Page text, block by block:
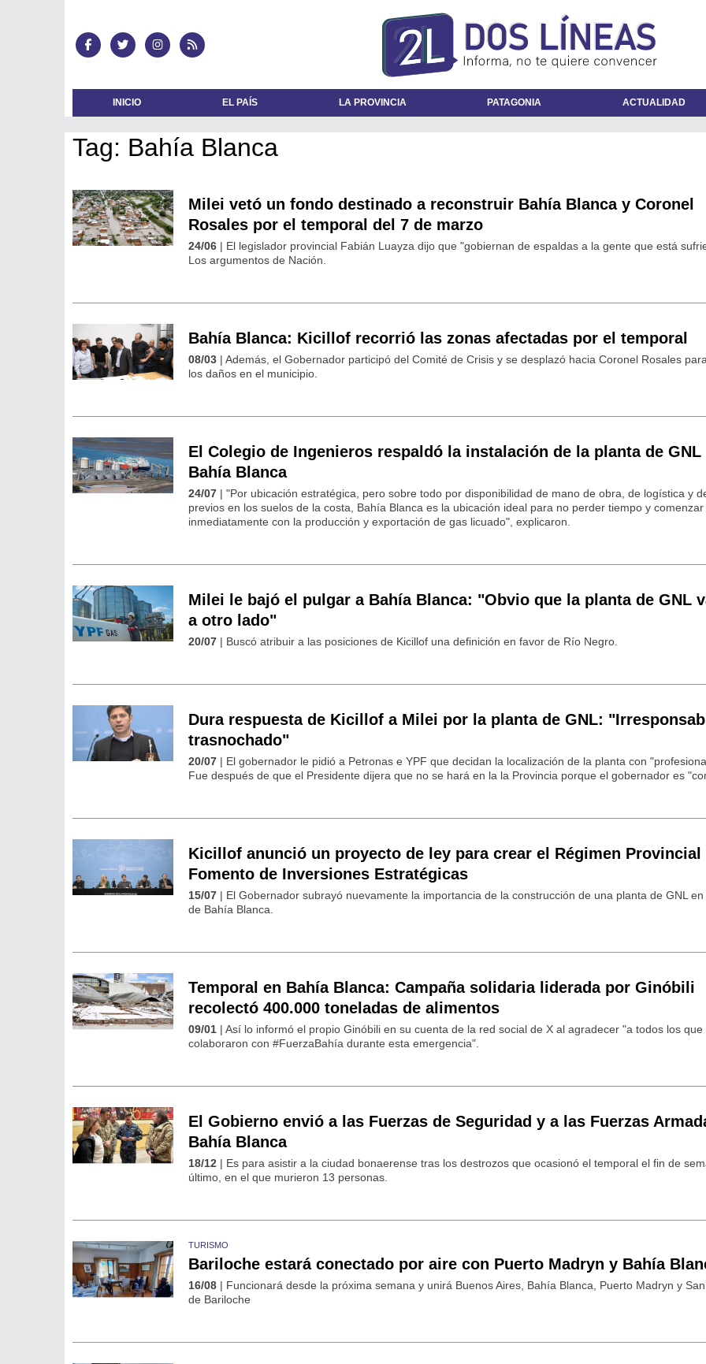
INICIO EL PAÍS LA PROVINCIA PATAGONIA ACTUALIDAD
Tag: Bahía Blanca
Milei vetó un fondo destinado a reconstruir Bahía Blanca y Coronel
Rosales por el temporal del 7 de marzo
24/06 | El legislador provincial Fabián Luayza dijo que "gobiernan de espaldas a la gente que está
Los argumentos de Nación.
Bahía Blanca: Kicillof recorrió las zonas afectadas por el temporal
08/03 | Además, el Gobernador participó del Comité de Crisis y se desplazó hacia Coronel Rosales
los daños en el municipio.
El Colegio de Ingenieros respaldó la instalación de la planta de GNL
Bahía Blanca
24/07 | "Por ubicación estratégica, pero sobre todo por disponibilidad de mano de obra, de logística y
previos en los suelos de la costa, Bahía Blanca es la ubicación ideal para no perder tiempo y comenzar
inmediatamente con la producción y exportación de gas licuado", explicaron.
Milei le bajó el pulgar a Bahía Blanca: "Obvio que la planta de GNL
a otro lado"
20/07 | Buscó atribuir a las posiciones de Kicillof una definición en favor de Río Negro.
Dura respuesta de Kicillof a Milei por la planta de GNL:
trasnochado"
20/07 | El gobernador le pidió a Petronas e YPF que decidan la localización de la planta con
Fue después de que el Presidente dijera que no se hará en la la Provincia porque el gobernador es
Kicillof anunció un proyecto de ley para crear el Régimen Provincial
Fomento de Inversiones Estratégicas
15/07 | El Gobernador subrayó nuevamente la importancia de la construcción de una planta de GNL
de Bahía Blanca.
Temporal en Bahía Blanca: Campaña solidaria liderada por Ginóbili
recolectó 400.000 toneladas de alimentos
09/01 | Así lo informó el propio Ginóbili en su cuenta de la red social de X al agradecer "a todos los que
colaboraron con #FuerzaBahía durante esta emergencia".
El Gobierno envió a las Fuerzas de Seguridad y a las Fuerzas
Bahía Blanca
18/12 | Es para asistir a la ciudad bonaerense tras los destrozos que ocasionó el temporal el fin de
último, en el que murieron 13 personas.
TURISMO
Bariloche estará conectado por aire con Puerto Madryn y Bahía
16/08 | Funcionará desde la próxima semana y unirá Buenos Aires, Bahía Blanca, Puerto Madryn y
de Bariloche